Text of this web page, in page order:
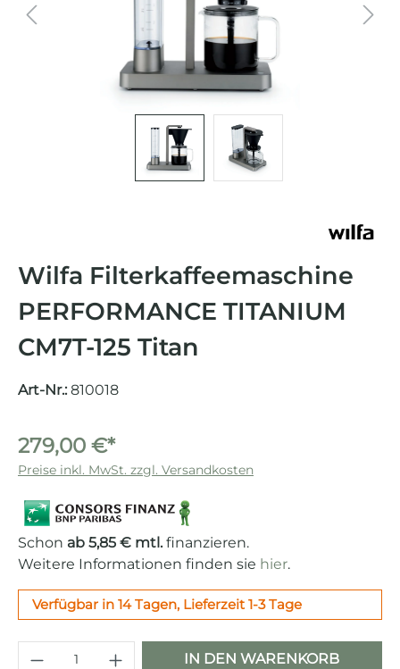
Wilfa Filterkaffeemaschine
PERFORMANCE TITANIUM
CM7T-125 Titan
Art-Nr.: 810018
279,00 €*
Preise inkl. MwSt. zzgl. Versandkosten
Schon ab 5,85 € mtl. finanzieren.
Weitere Informationen finden sie hier.
Verfügbar in 14 Tagen, Lieferzeit 1-3 Tage
Produkt Anzahl: Gib den
IN DEN WARENKORB